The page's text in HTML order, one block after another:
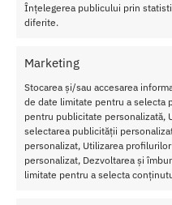
Înțelegerea publicului prin
diferite.
Marketing
Stocarea și/sau accesarea
de date limitate pentru a selecta
pentru publicitate personalizată,
selectarea publicității
personalizat, Utilizarea
personalizat, Dezvoltarea și
limitate pentru a selecta
Acest tester este perfect si
Detalii ale esentei
Gen: Pentru femei
Volum: 1ml
Note de varf: Bergamota
Note de inima: Tuberoza,
Note de baza: Lemn de